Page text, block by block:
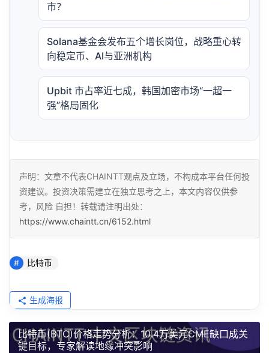
市？
Solana基金会发布五个增长岗位，战略重心转
向稳定币、AI与亚洲机构
Upbit 市占率近七成，韩国加密市场“一超一
强”格局固化
声明：文章不代表CHAINTT观点及立场，不构成本平台任何投
资建议。投资决策需建立在独立思考之上，本文内容仅供参
考，风险 自担！转载请注明出处：
https://www.chaintt.cn/6152.html
比特币
生成海报
比特币(BTC)价格走势分析：10.4万美元CME缺口成关
键目标，专家解读地缘冲突影响